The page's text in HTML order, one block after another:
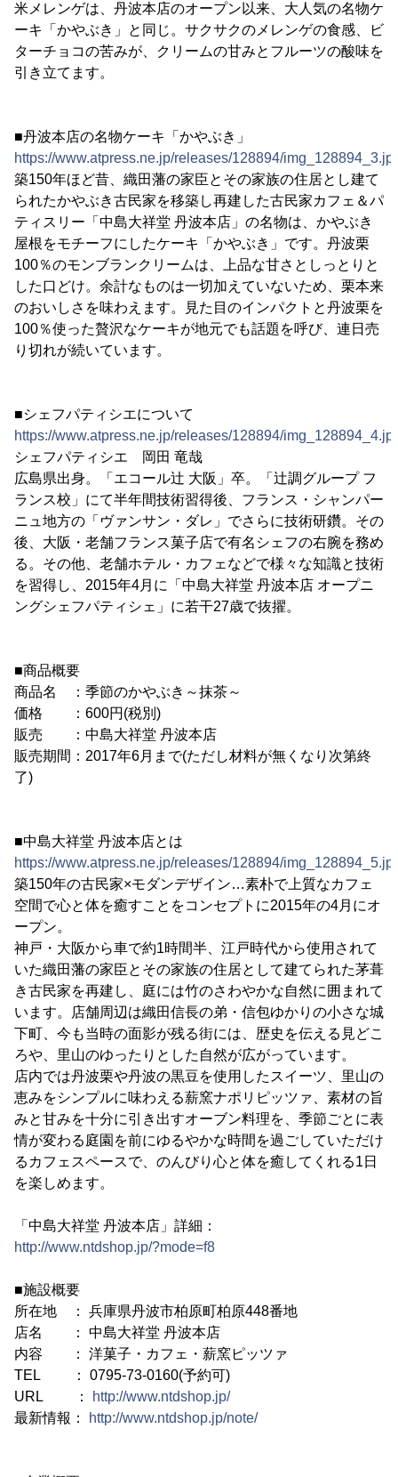
米メレンゲは、丹波本店のオープン以来、大人気の名物ケ
ーキ「かやぶき」と同じ。サクサクのメレンゲの食感、ビ
ターチョコの苦みが、クリームの甘みとフルーツの酸味を
引き立てます。
■丹波本店の名物ケーキ「かやぶき」
https://www.atpress.ne.jp/releases/128894/
築150年ほど昔、織田藩の家臣とその家族の住居とし建て
られたかやぶき古民家を移築し再建した古民家カフェ＆パ
ティスリー「中島大祥堂 丹波本店」の名物は、かやぶき
屋根をモチーフにしたケーキ「かやぶき」です。丹波栗
100％のモンブランクリームは、上品な甘さとしっとりと
した口どけ。余計なものは一切加えていないため、栗本来
のおいしさを味わえます。見た目のインパクトと丹波栗を
100％使った贅沢なケーキが地元でも話題を呼び、連日売
り切れが続いています。
■シェフパティシエについて
https://www.atpress.ne.jp/releases/128894/
シェフパティシエ 岡田 竜哉
広島県出身。「エコール辻 大阪」卒。「辻調グループ フ
ランス校」にて半年間技術習得後、フランス・シャンパー
ニュ地方の「ヴァンサン・ダレ」でさらに技術研鑽。その
後、大阪・老舗フランス菓子店で有名シェフの右腕を務め
る。その他、老舗ホテル・カフェなどで様々な知識と技術
を習得し、2015年4月に「中島大祥堂 丹波本店 オープニ
ングシェフパティシェ」に若干27歳で抜擢。
■商品概要
商品名 ：季節のかやぶき～抹茶～
価格 ：600円(税別)
販売 ：中島大祥堂 丹波本店
販売期間：2017年6月まで(ただし材料が無くなり次第終
了)
■中島大祥堂 丹波本店とは
https://www.atpress.ne.jp/releases/128894/
築150年の古民家×モダンデザイン…素朴で上質なカフェ
空間で心と体を癒すことをコンセプトに2015年の4月にオ
ープン。
神戸・大阪から車で約1時間半、江戸時代から使用されて
いた織田藩の家臣とその家族の住居として建てられた茅葺
き古民家を再建し、庭には竹のさわやかな自然に囲まれて
います。店舗周辺は織田信長の弟・信包ゆかりの小さな城
下町、今も当時の面影が残る街には、歴史を伝える見どこ
ろや、里山のゆったりとした自然が広がっています。
店内では丹波栗や丹波の黒豆を使用したスイーツ、里山の
恵みをシンプルに味わえる薪窯ナポリピッツァ、素材の旨
みと甘みを十分に引き出すオーブン料理を、季節ごとに表
情が変わる庭園を前にゆるやかな時間を過ごしていただけ
るカフェスペースで、のんびり心と体を癒してくれる1日
を楽しめます。
「中島大祥堂 丹波本店」詳細：
http://www.ntdshop.jp/?mode=f8
■施設概要
所在地 ： 兵庫県丹波市柏原町柏原448番地
店名 ： 中島大祥堂 丹波本店
内容 ： 洋菓子・カフェ・薪窯ピッツァ
TEL ： 0795-73-0160(予約可)
URL ：
http://www.ntdshop.jp/
最新情報：
http://www.ntdshop.jp/note/